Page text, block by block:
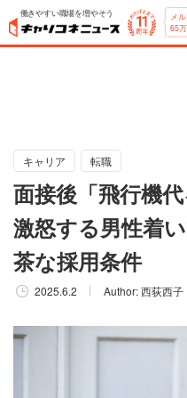
働きやすい職場を増やそう メ
65
キャリア 転職
面接後「飛行機
激怒する男性着
茶な採用条件
2025.6.2 Author:西荻西子